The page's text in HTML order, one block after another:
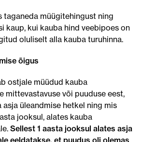
taganeda müügitehingust ning
kaup, kui kauba hind veebipoes on
oluliselt alla kauba turuhinna.
õigus
ostjale müüdud kauba
mittevastavuse või puuduse eest,
asja üleandmise hetkel ning mis
jooksul, alates kauba
Sellest 1 aasta jooksul alates asja
eeldatakse, et puudus oli olemas